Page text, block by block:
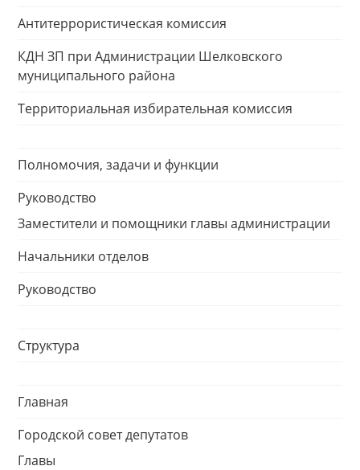
Антитеррористическая комиссия
КДН ЗП при Администрации Шелковского
муниципального района
Территориальная избирательная комиссия
Полномочия, задачи и функции
Руководство
Заместители и помощники главы администрации
Начальники отделов
Руководство
Структура
Главная
Городской совет депутатов
Главы